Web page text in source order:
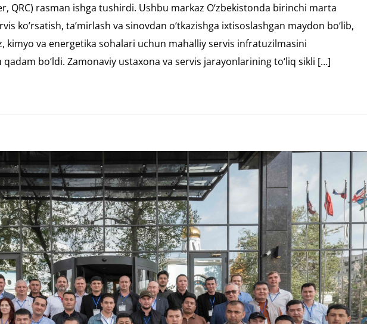
QRC) rasman ishga tushirdi. Ushbu markaz O‘zbekistonda birinchi marta
ko’rsatish, ta’mirlash va sinovdan o‘tkazishga ixtisoslashgan maydon bo‘lib,
kimyo va energetika sohalari uchun mahalliy servis infratuzilmasini
bo‘ldi. Zamonaviy ustaxona va servis jarayonlarining to‘liq sikli […]